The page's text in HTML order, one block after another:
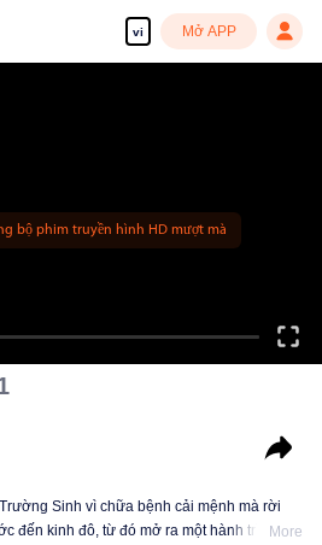
vi Mở APP
bộ phim truyền hình HD mượt mà
Sinh vì chữa bệnh cải mệnh mà rời
đến kinh đô, từ đó mở ra một hành trìnhMore